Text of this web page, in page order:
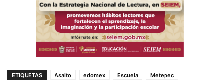
ETIQUETAS Asalto edomex Escuela Metepec